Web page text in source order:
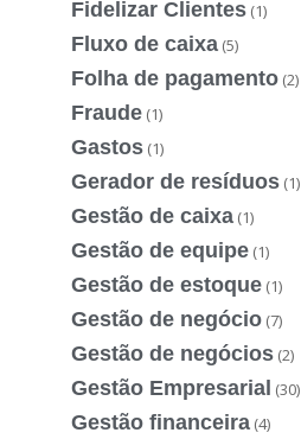
Fidelizar Clientes (1)
Fluxo de caixa (5)
Folha de pagamento (2)
Fraude (1)
Gastos (1)
Gerador de resíduos (1)
Gestão de caixa (1)
Gestão de equipe (1)
Gestão de estoque (1)
Gestão de negócio (7)
Gestão de negócios (2)
Gestão Empresarial (30)
Gestão financeira (4)